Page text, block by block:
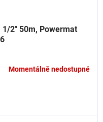
1/2" 50m, Powermat
Momentálně nedostupné